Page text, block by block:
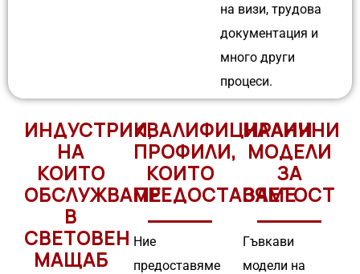
на визи, трудова
документация и
много други
процеси.
ИНДУСТРИИ,
НА
КОИТО
ОБСЛУЖВАМЕ
В
СВЕТОВЕН
МАЩАБ
КВАЛИФИЦИРАНИ
ПРОФИЛИ,
КОИТО
ПРЕДОСТАВЯМЕ
Ние
предоставяме
НАЛИЧНИ
МОДЕЛИ
ЗА
ЗАЕТОСТ
Гъвкави
модели на